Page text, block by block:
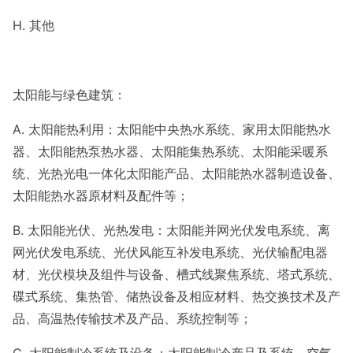
H. 其他
太阳能与绿色建筑：
A. 太阳能热利用：太阳能中央热水系统、家用太阳能热水
器、太阳能热泵热水器、太阳能集热系统、太阳能采暖系
统、光热光电一体化太阳能产品、太阳能热水器制造设备、
太阳能热水器原材料及配件等；
B. 太阳能光伏、光热发电：太阳能并网光伏发电系统、离
网光伏发电系统、光伏风能互补发电系统、光伏输配电器
材、光伏模块及组件与设备、槽式线聚焦系统、塔式系统、
碟式系统、集热管、储热设备及相应材料、热交换技术及产
品、高温热传输技术及产品、系统控制等；